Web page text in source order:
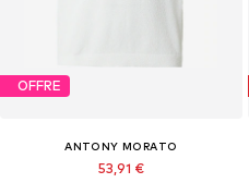
OFFRE
ANTONY MORATO
53,91 €